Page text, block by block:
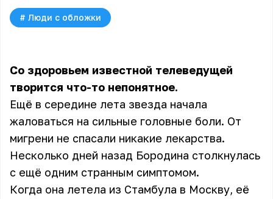
# Люди с обложки
Со здоровьем известной телеведущей
творится что-то непонятное.
Ещё в середине лета звезда начала
жаловаться на сильные головные боли. От
мигрени не спасали никакие лекарства.
Несколько дней назад Бородина столкнулась
с ещё одним странным симптомом.
Когда она летела из Стамбула в Москву, её